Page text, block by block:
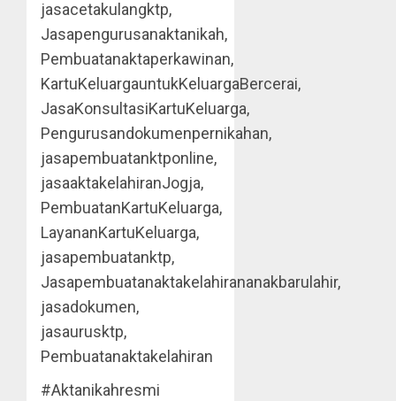
jasacetakulangktp,
Jasapengurusanaktanikah,
Pembuatanaktaperkawinan,
KartuKeluargauntukKeluargaBercerai,
JasaKonsultasiKartuKeluarga,
Pengurusandokumenpernikahan,
jasapembuatanktponline,
jasaaktakelahiranJogja,
PembuatanKartuKeluarga,
LayananKartuKeluarga,
jasapembuatanktp,
Jasapembuatanaktakelahirananakbarulahir,
jasadokumen,
jasaurusktp,
Pembuatanaktakelahiran
#Aktanikahresmi